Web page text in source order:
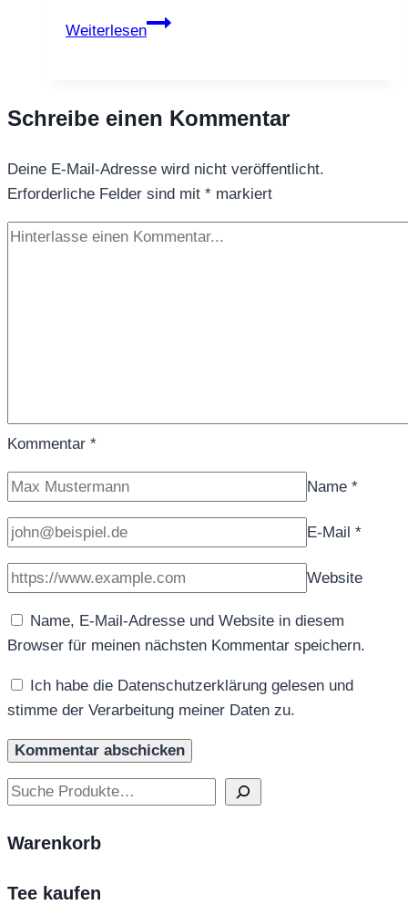
Weiterlesen
Cedron
–
Inhaltsstoffe
&
Verwendung
Schreibe einen Kommentar
Deine E-Mail-Adresse wird nicht veröffentlicht.
Erforderliche Felder sind mit * markiert
Kommentar *
Name *
E-Mail *
Website
Name, E-Mail-Adresse und Website in diesem
Browser für meinen nächsten Kommentar speichern.
Ich habe die Datenschutzerklärung gelesen und
stimme der Verarbeitung meiner Daten zu.
Suchen
Warenkorb
Tee kaufen